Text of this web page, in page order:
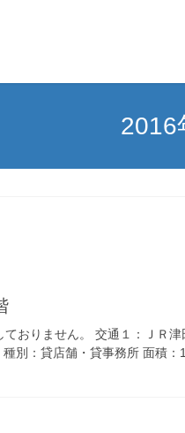
2016
おりません。 交通１：ＪＲ津
別：貸店舗・貸事務所 面積